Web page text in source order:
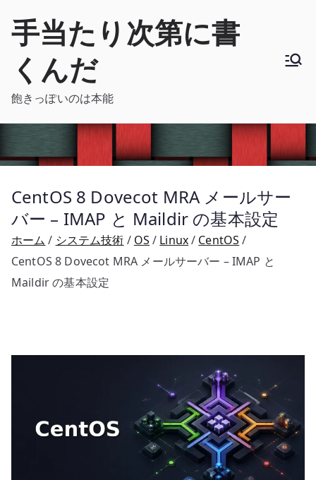
手当たり次第に書
くんだ
飽きっぽいのは本能
CentOS 8 Dovecot MRA メールサー
バー – IMAP と Maildir の基本設定
ホーム システム技術 OS Linux
CentOS
CentOS 8 Dovecot MRA メールサーバー – IMAP と
Maildir の基本設定